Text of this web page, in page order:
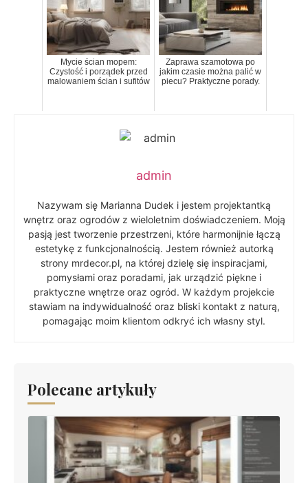
Mycie ścian mopem:
Czystość i porządek przed
malowaniem ścian i sufitów
Zaprawa szamotowa po
jakim czasie można palić w
piecu? Praktyczne porady.
admin
Nazywam się Marianna Dudek i jestem projektantką
wnętrz oraz ogrodów z wieloletnim doświadczeniem. Moją
pasją jest tworzenie przestrzeni, które harmonijnie łączą
estetykę z funkcjonalnością. Jestem również autorką
strony mrdecor.pl, na której dzielę się inspiracjami,
pomysłami oraz poradami, jak urządzić piękne i
praktyczne wnętrze oraz ogród. W każdym projekcie
stawiam na indywidualność oraz bliski kontakt z naturą,
pomagając moim klientom odkryć ich własny styl.
Polecane artykuły